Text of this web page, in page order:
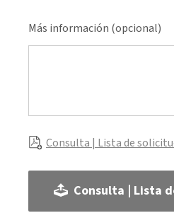
Más información (opcional)
Consulta | Lista de
Consulta | Lista